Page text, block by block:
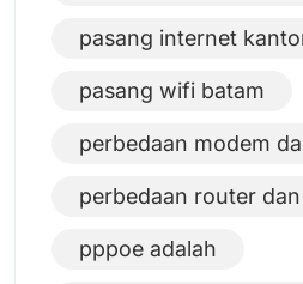
pasang internet
pasang wifi batam
perbedaan modem
perbedaan router
pppoe adalah